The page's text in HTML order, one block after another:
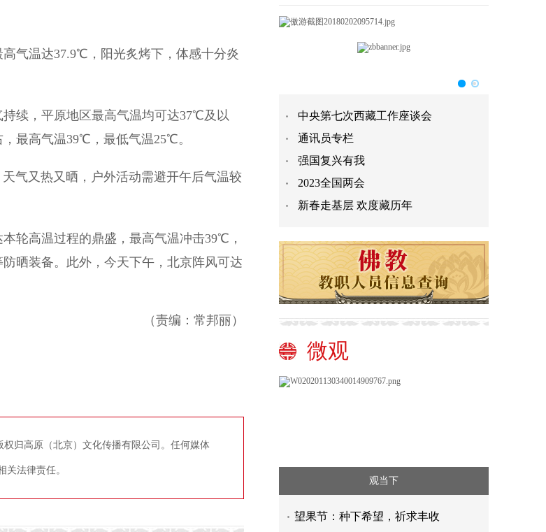
气温达37.9℃，阳光炙烤下，体感十分炎
续，平原地区最高气温均可达37℃及以
最高气温39℃，最低气温25℃。
又热又晒，户外活动需避开午后气温较
高温过程的鼎盛，最高气温冲击39℃，
晒装备。此外，今天下午，北京阵风可达
（责编：常邦丽）
权归高原（北京）文化传播有限公司。任何媒体
法律责任。
中央第七次西藏工作座谈会
通讯员专栏
强国复兴有我
2023全国两会
新春走基层 欢度藏历年
微观
观当下
望果节：种下希望，祈求丰收